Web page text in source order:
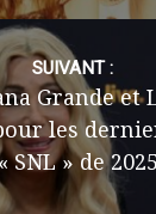
SUIVANT :
Grande et
les
SNL » de 2025